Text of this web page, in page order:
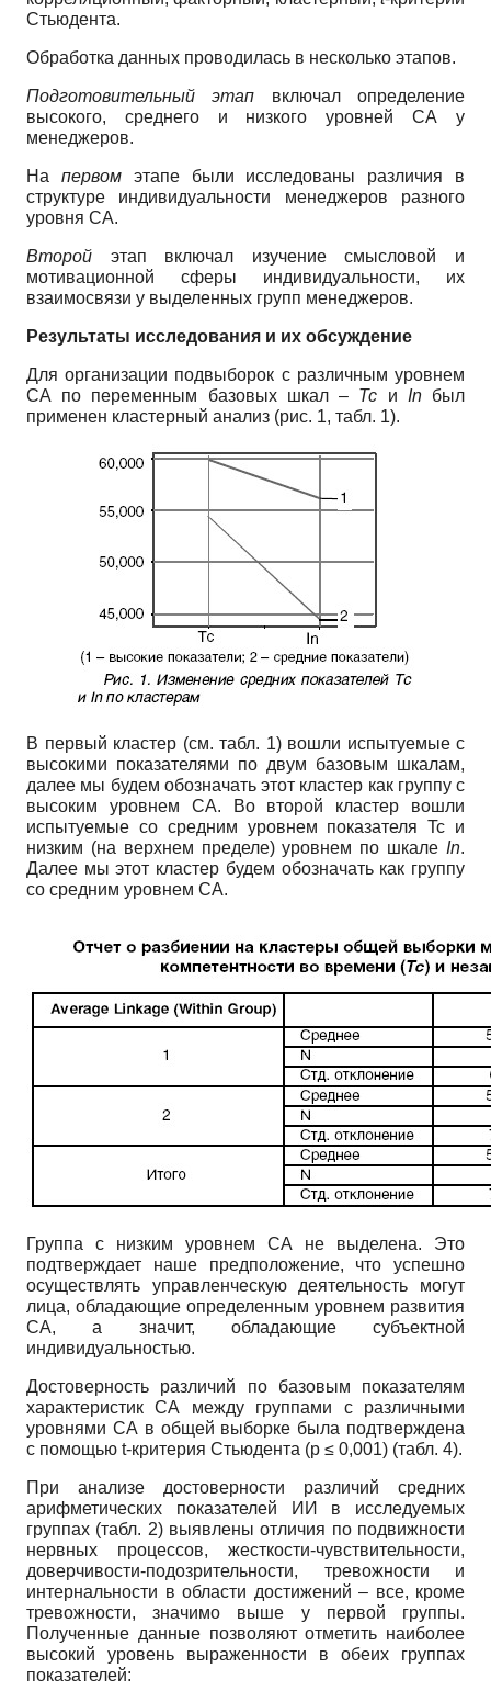
Стьюдента.
Обработка данных проводилась в несколько этапов.
Подготовительный этап включал определение
высокого, среднего и низкого уровней СА у
менеджеров.
На первомэтапе были исследованы различия в
структуре индивидуальности менеджеров разного
уровня СА.
Второй этап включал изучение смысловой и
мотивационной сферы индивидуальности, их
взаимосвязи у выделенных групп менеджеров.
Результаты исследования и их обсуждение
Для организации подвыборок с различным уровнем
СА по переменным базовых шкал – Tc и Inбыл
применен кластерный анализ (рис. 1, табл. 1).
В первый кластер (см. табл. 1) вошли испытуемые с
высокими показателями по двум базовым шкалам,
далее мы будем обозначать этот кластер как группу с
высоким уровнем СА. Во второй кластер вошли
испытуемые со средним уровнем показателя Tc и
низким (на верхнем пределе) уровнем по шкале In.
Далее мы этот кластер будем обозначать как группу
со средним уровнем СА.
Группа с низким уровнем СА не выделена. Это
подтверждает наше предположение, что успешно
осуществлять управленческую деятельность могут
лица, обладающие определенным уровнем развития
СА, а значит, обладающие субъектной
индивидуальностью.
Достоверность различий по базовым показателям
характеристик СА между группами с различными
уровнями СА в общей выборке была подтверждена
с помощью t-критерия Стьюдента (p ≤ 0,001) (табл. 4).
При анализе достоверности различий средних
арифметических показателей ИИ в исследуемых
группах (табл. 2) выявлены отличия по подвижности
нервных процессов, жесткости-чувствительности,
доверчивости-подозрительности, тревожности и
интернальности в области достижений – все, кроме
тревожности, значимо выше у первой группы.
Полученные данные позволяют отметить наиболее
высокий уровень выраженности в обеих группах
показателей: